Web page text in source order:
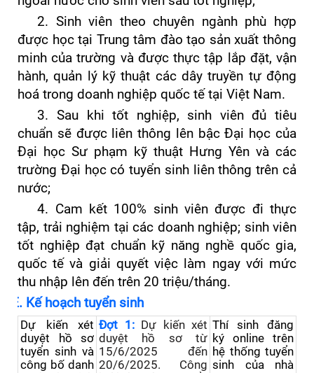
2. Sinh viên theo chuyên ngành phù hợp
được học tại Trung tâm đào tạo sản xuất thông
minh của trường và được thực tập lắp đặt, vận
hành, quản lý kỹ thuật các dây truyền tự động
hoá trong doanh nghiệp quốc tế tại Việt Nam.
3. Sau khi tốt nghiệp, sinh viên đủ tiêu
chuẩn sẽ được liên thông lên bậc Đại học của
Đại học Sư phạm kỹ thuật Hưng Yên và các
trường Đại học có tuyển sinh liên thông trên cả
nước;
4. Cam kết 100% sinh viên được đi thực
tập, trải nghiệm tại các doanh nghiệp; sinh viên
tốt nghiệp đạt chuẩn kỹ năng nghề quốc gia,
quốc tế và giải quyết việc làm ngay với mức
thu nhập lên đến trên 20 triệu/tháng.
E. Kế hoạch tuyển sinh
Dự kiến xét
duyệt hồ sơ
tuyển sinh và
công bố danh
Đợt 1: Dự kiến xét
duyệt hồ sơ từ
15/6/2025 đến
20/6/2025. Công
Thí sinh đăng
ký online trên
hệ thống tuyển
sinh của nhà